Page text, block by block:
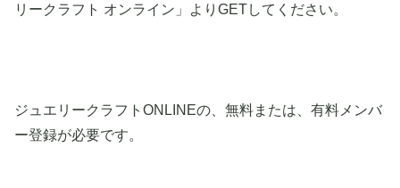
リークラフト オンライン」よりGETしてください。
ジュエリークラフトONLINEの、無料または、有料メンバ
ー登録が必要です。